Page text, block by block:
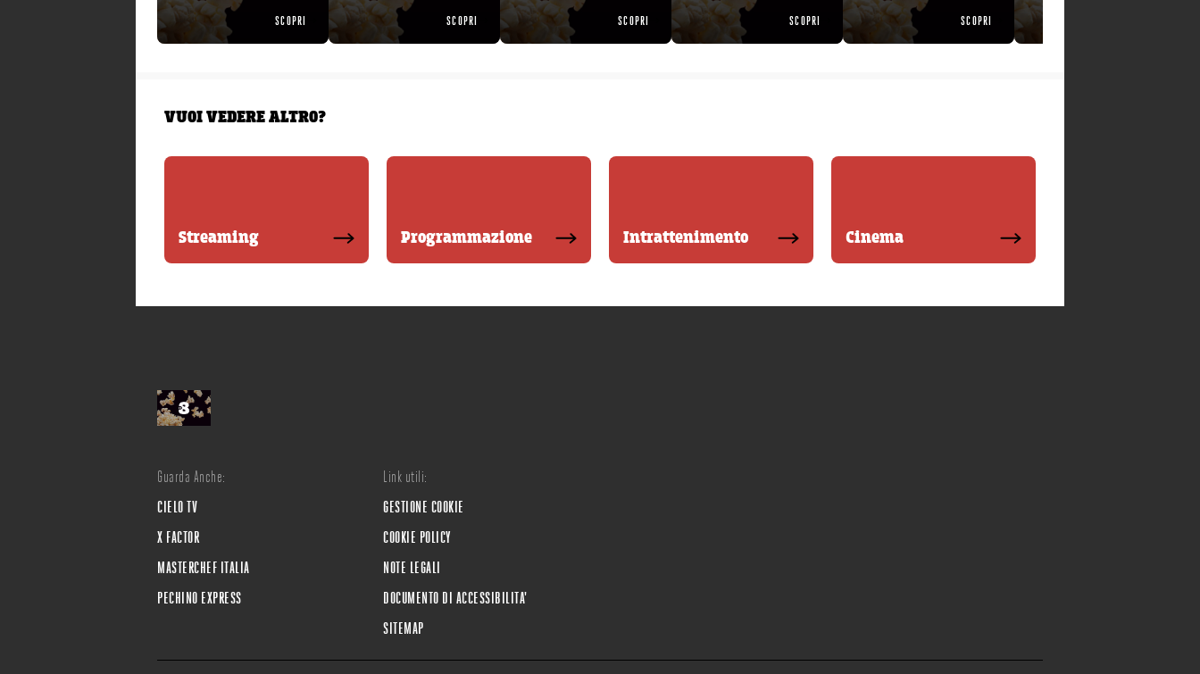
SCOPRI SCOPRI SCOPRI SCOPRI SCOPRI
VUOI VEDERE ALTRO?
Streaming Programmazione Intrattenimento Cinema
Guarda Anche:
CIELO TV
X FACTOR
MASTERCHEF ITALIA
PECHINO EXPRESS
Link utili:
GESTIONE COOKIE
COOKIE POLICY
NOTE LEGALI
DOCUMENTO DI ACCESSIBILITA'
SITEMAP